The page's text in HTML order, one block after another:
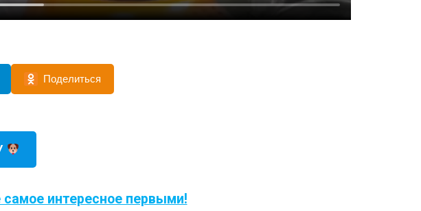
Поделиться
самое интересное первыми!